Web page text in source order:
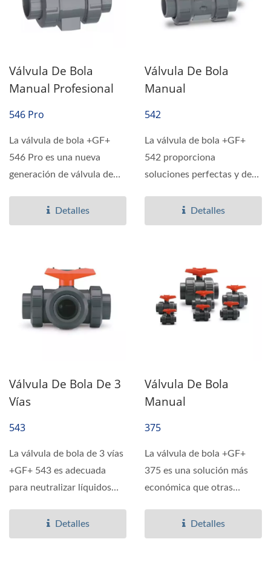
Válvula De Bola
Manual Profesional
546 Pro
La válvula de bola +GF+
546 Pro es una nueva
generación de válvula de
Detalles
Válvula De Bola
Manual
542
La válvula de bola +GF+
542 proporciona
soluciones perfectas y de
variedad...
Detalles
Válvula De Bola De 3
Vías
543
La válvula de bola de 3 vías
+GF+ 543 es adecuada
para neutralizar líquidos
Detalles
Válvula De Bola
Manual
375
La válvula de bola +GF+
375 es una solución más
económica que otras
Detalles